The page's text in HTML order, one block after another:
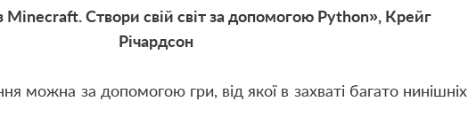
Створи свій світ за допомогою Python», Крейг
Річардсон
можна за допомогою гри, від якої в захваті багато нинішніх